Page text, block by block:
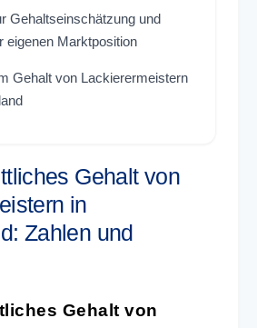
Gehaltseinschätzung und
eigenen Marktposition
Gehalt von Lackierermeistern
Gehalt von
in
Zahlen und
Gehalt von